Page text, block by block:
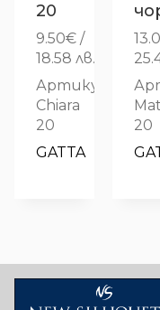
20
9.50€ /
18.58 лв.
Артикул:
Chiara
20
GATTA
20